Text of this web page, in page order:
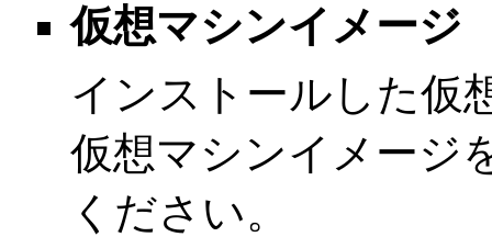
仮想マシンイメージ
インストールした仮
仮想マシンイメージ
ください。